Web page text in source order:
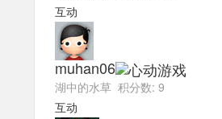
互动
muhan06
湖中的水草 积分数: 9
互动